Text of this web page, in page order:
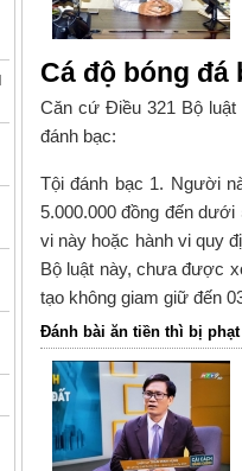
Cá độ bóng
Căn cứ Điều 321 Bộ
đánh bạc:
Tội đánh bạc 1. Người
5.000.000 đồng đến
vi này hoặc hành vi quy
Bộ luật này, chưa được
tạo không giam giữ đến
Đánh bài ăn tiền thì bị